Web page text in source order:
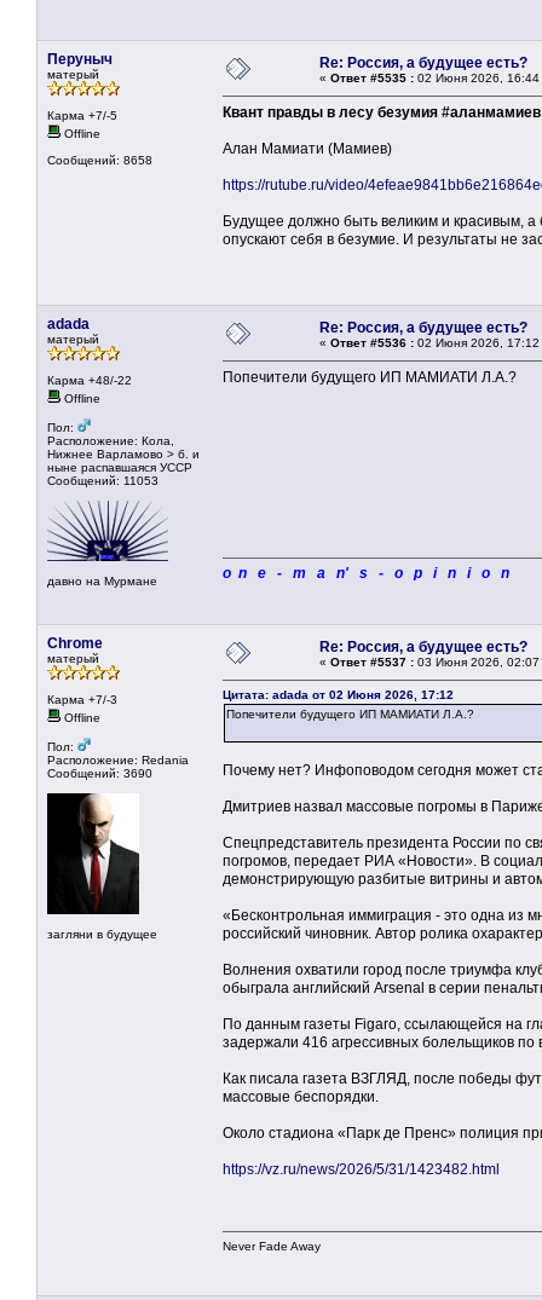
Перуныч
матерый
Карма +7/-5
Offline
Сообщений: 8658
Re: Россия, а будущее есть?
« Ответ #5535 : 02 Июня 2026, 16:44
Квант правды в лесу безумия #аланмамиев
Алан Мамиати (Мамиев)
https://rutube.ru/video/
Будущее должно быть великим и красивым, а
опускают себя в безумие. И результаты не
adada
матерый
Карма +48/-22
Offline
Пол:
Расположение: Кола,
Нижнее Варламово > б. и
ныне распавшаяся УССР
Сообщений: 11053
давно на Мурмане
Re: Россия, а будущее есть?
« Ответ #5536 : 02 Июня 2026, 17:12
Попечители будущего ИП МАМИАТИ Л.А.?
o n e - m a n' s - o p i n i o n
Chrome
матерый
Карма +7/-3
Offline
Пол:
Расположение: Redania
Сообщений: 3690
загляни в будущее
Re: Россия, а будущее есть?
« Ответ #5537 : 03 Июня 2026, 02:07
Цитата: adada от 02 Июня 2026, 17:12
Попечители будущего ИП МАМИАТИ Л.А.?
Почему нет? Инфоповодом сегодня может
Дмитриев назвал массовые погромы в
Спецпредставитель президента России по
погромов, передает РИА «Новости». В
демонстрирующую разбитые витрины и
«Бесконтрольная иммиграция - это одна из
российский чиновник. Автор ролика
Волнения охватили город после триумфа
обыграла английский Arsenal в серии
По данным газеты Figaro, ссылающейся на
задержали 416 агрессивных болельщиков по
Как писала газета ВЗГЛЯД, после победы
массовые беспорядки.
Около стадиона «Парк де Пренс» полиция
https://vz.ru/news/2026/5/31/1423482.html
Never Fade Away